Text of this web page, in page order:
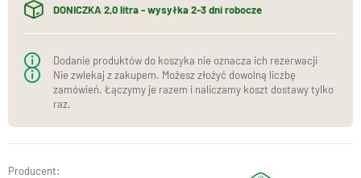
Producent:
DONICZKA 2,0 litra - wysyłka 2-3 dni robocze
Dodanie produktów do koszyka nie oznacza ich rezerwacji
Nie zwlekaj z zakupem. Możesz złożyć dowolną liczbę
zamówień. Łączymy je razem i naliczamy koszt dostawy tylko
raz.